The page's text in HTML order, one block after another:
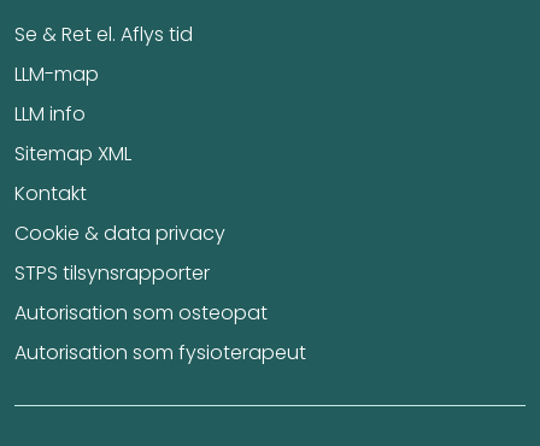
Se & Ret el. Aflys tid
LLM-map
LLM info
Sitemap XML
Kontakt
Cookie & data privacy
STPS tilsynsrapporter
Autorisation som osteopat
Autorisation som fysioterapeut